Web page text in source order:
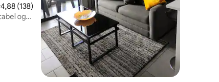
omtaler
ud af 5 i gennemsnitlig bedømmelse, 138 omtaler
4,88 (138)
og